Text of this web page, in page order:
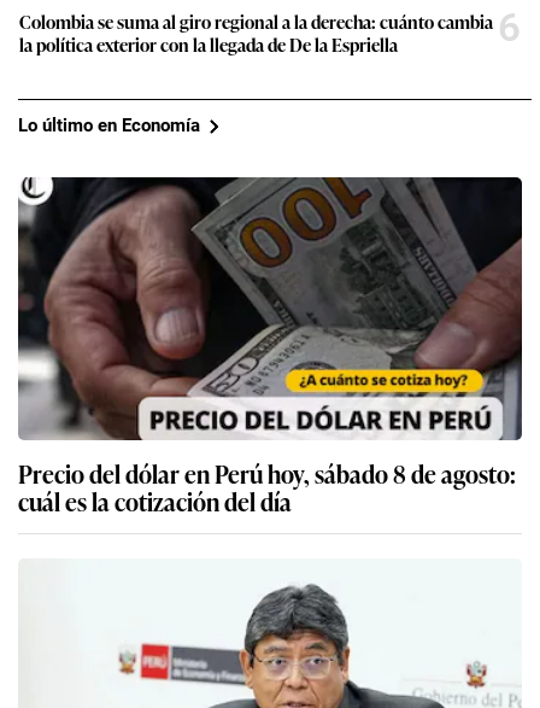
Colombia se suma al giro regional a la derecha: cuánto cambia
la política exterior con la llegada de De la Espriella
6
Lo último en Economía
Precio del dólar en Perú hoy, sábado 8 de agosto:
cuál es la cotización del día